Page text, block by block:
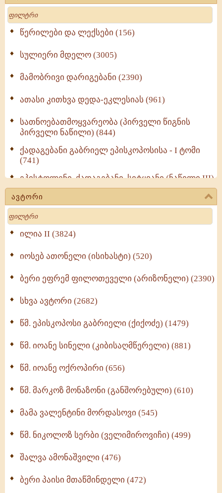
Search
წერილები და ლექსები (156)
სულიერი მდელო (3005)
მამობრივი დარიგებანი (2390)
ათასი კითხვა დედა-ეკლესიას (961)
სათნოებათმოყვარეობა (პირველი წიგნის
პირველი ნაწილი) (844)
ქადაგებანი გაბრიელ ეპისკოპოსისა - I ტომი
(741)
ეპისტოლენი, ქადაგებანი, სიტყვანი (ნაწილი III)
(723)
მოძღვრის ძალზე სასარგებლო რჩევები
მრევლისათვის (545)
Wisdomge (514)
ქადაგებანი გაბრიელ ეპისკოპოსისა - II ტომი
სულიერი ცხოვრების სახელმძღვანელო -
ნაწილი II (369)
ავტორი
Search
ილია II (3824)
იოსებ ათონელი (ისიხასტი) (520)
ბერი ეფრემ ფილოთეველი (არიზონელი) (2390)
სხვა ავტორი (2682)
წმ. ეპისკოპოსი გაბრიელი (ქიქოძე) (1479)
წმ. იოანე სინელი (კიბისაღმწერელი) (881)
წმ. იოანე ოქროპირი (656)
წმ. მარკოზ მონაზონი (განშორებული) (610)
მამა ვალენტინი მორდასოვი (545)
წმ. ნიკოლოზ სერბი (ველიმიროვიჩი) (499)
შალვა ამონაშვილი (476)
ბერი პაისი მთაწმინდელი (472)